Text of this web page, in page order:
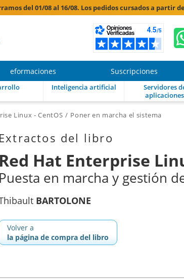
del 01/08 al 16/08. Los pedidos cursados a partir
eformaciones Suscripciones
Inteligencia artificial
Servidores
aplicaciones
Linux - CentOS Poner en marcha el sistema
Extractos del libro
Red Hat Enterprise
Puesta en marcha y gestión
BARTOLONE
Volver a
la página de compra del libro